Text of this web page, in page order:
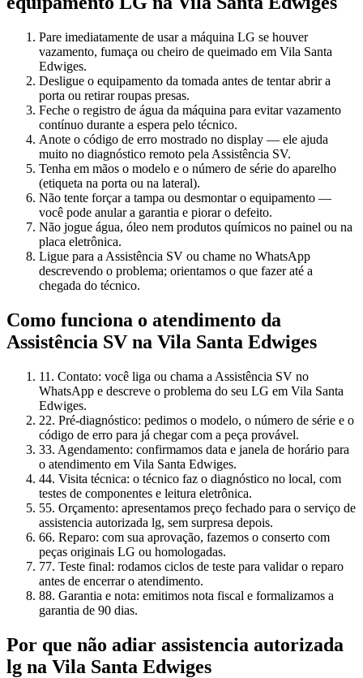
Pare imediatamente de usar a máquina LG se houver
vazamento, fumaça ou cheiro de queimado em Vila Santa
Edwiges.
Desligue o equipamento da tomada antes de tentar abrir a
porta ou retirar roupas presas.
Feche o registro de água da máquina para evitar vazamento
contínuo durante a espera pelo técnico.
Anote o código de erro mostrado no display — ele ajuda
muito no diagnóstico remoto pela Assistência SV.
Tenha em mãos o modelo e o número de série do aparelho
(etiqueta na porta ou na lateral).
Não tente forçar a tampa ou desmontar o equipamento —
você pode anular a garantia e piorar o defeito.
Não jogue água, óleo nem produtos químicos no painel ou na
placa eletrônica.
Ligue para a Assistência SV ou chame no WhatsApp
descrevendo o problema; orientamos o que fazer até a
chegada do técnico.
Como funciona o atendimento da
Assistência SV na Vila Santa Edwiges
11. Contato: você liga ou chama a Assistência SV no
WhatsApp e descreve o problema do seu LG em Vila Santa
Edwiges.
22. Pré-diagnóstico: pedimos o modelo, o número de série e o
código de erro para já chegar com a peça provável.
33. Agendamento: confirmamos data e janela de horário para
o atendimento em Vila Santa Edwiges.
44. Visita técnica: o técnico faz o diagnóstico no local, com
testes de componentes e leitura eletrônica.
55. Orçamento: apresentamos preço fechado para o serviço de
assistencia autorizada lg, sem surpresa depois.
66. Reparo: com sua aprovação, fazemos o conserto com
peças originais LG ou homologadas.
77. Teste final: rodamos ciclos de teste para validar o reparo
antes de encerrar o atendimento.
88. Garantia e nota: emitimos nota fiscal e formalizamos a
garantia de 90 dias.
Por que não adiar assistencia autorizada
lg na Vila Santa Edwiges